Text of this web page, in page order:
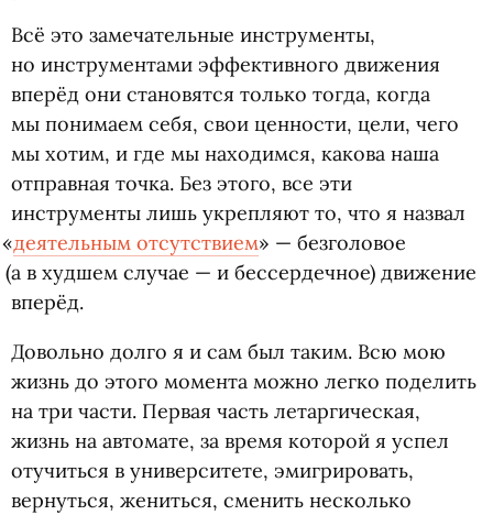
Всё это замечательные инструменты,
но инструментами эффективного движения
вперёд они становятся только тогда, когда
мы понимаем себя, свои ценности, цели, чего
мы хотим, и где мы находимся, какова наша
отправная точка. Без этого, все эти
инструменты лишь укрепляют то, что я назвал
«деятельным отсутствием» — безголовое
(а в худшем случае — и бессердечное) движение
вперёд.
Довольно долго я и сам был таким. Всю мою
жизнь до этого момента можно легко поделить
на три части. Первая часть летаргическая,
жизнь на автомате, за время которой я успел
отучиться в университете, эмигрировать,
вернуться, жениться, сменить несколько